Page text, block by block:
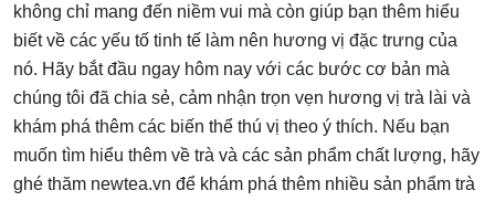
không chỉ mang đến niềm vui mà còn giúp bạn thêm hiểu
biết về các yếu tố tinh tế làm nên hương vị đặc trưng của
nó. Hãy bắt đầu ngay hôm nay với các bước cơ bản mà
chúng tôi đã chia sẻ, cảm nhận trọn vẹn hương vị trà lài và
khám phá thêm các biến thể thú vị theo ý thích. Nếu bạn
muốn tìm hiểu thêm về trà và các sản phẩm chất lượng, hãy
ghé thăm newtea.vn để khám phá thêm nhiều sản phẩm trà